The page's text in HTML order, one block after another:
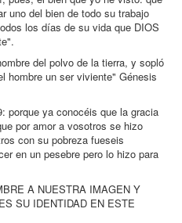
uno del bien de todo su trabajo
los días de su vida que DIOS
del polvo de la tierra, y sopló
hombre un ser viviente" Génesis
porque ya conocéis que la gracia
por amor a vosotros se hizo
con su pobreza fueseis
en un pesebre pero lo hizo para
A NUESTRA IMAGEN Y
SU IDENTIDAD EN ESTE